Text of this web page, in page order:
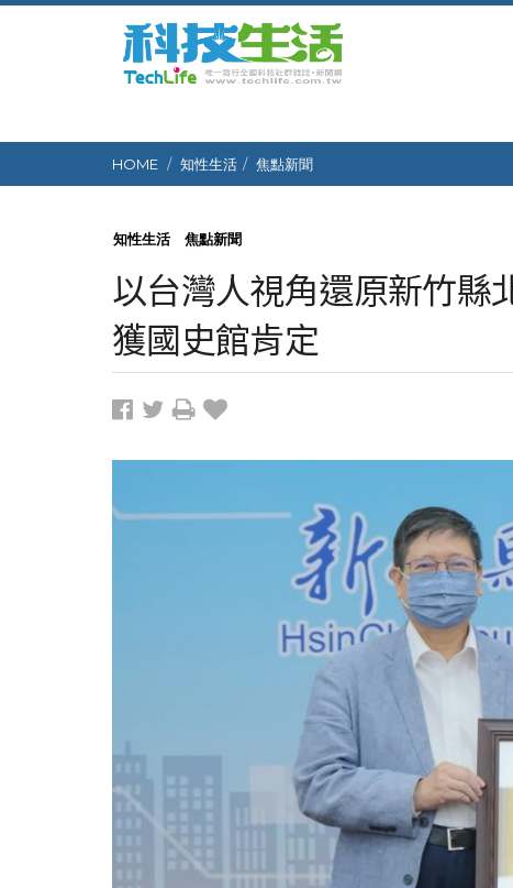
HOME 知性生活 焦點新聞
知性生活 焦點新聞
以台灣人視角還原新竹
獲國史館肯定